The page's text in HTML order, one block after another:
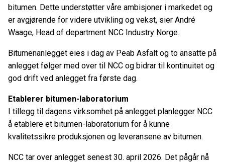
bitumen. Dette understøtter våre ambisjoner i markedet og
er avgjørende for videre utvikling og vekst, sier André
Waage, Head of department NCC Industry Norge.
Bitumenanlegget eies i dag av Peab Asfalt og to ansatte på
anlegget følger med over til NCC og bidrar til kontinuitet og
god drift ved anlegget fra første dag.
Etablerer bitumen-laboratorium
I tillegg til dagens virksomhet på anlegget planlegger NCC
å etablere et bitumen-laboratorium for å kunne
kvalitetssikre produksjonen og leveransene av bitumen.
NCC tar over anlegget senest 30. april 2026. Det pågår nå